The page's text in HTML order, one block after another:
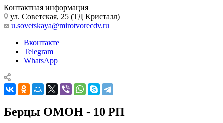
Контактная информация
ул. Советская, 25 (ТД Кристалл)
u.sovetskaya@mirotvorecdv.ru
Вконтакте
Telegram
WhatsApp
Берцы ОМОН - 10 РП